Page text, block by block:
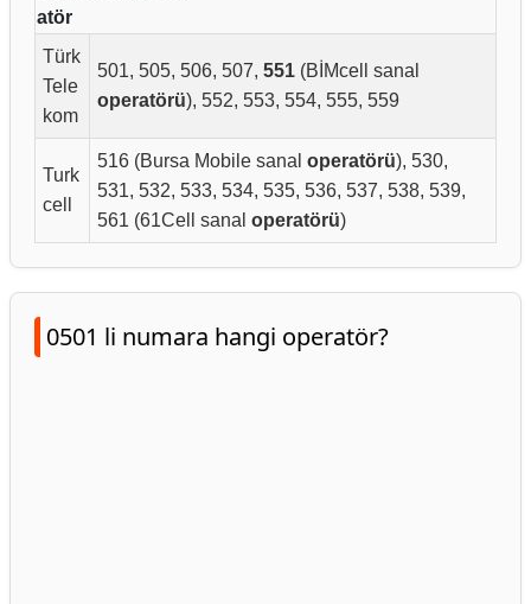
atör
Türk
Tele
kom
501, 505, 506, 507, 551 (BİMcell sanal
operatörü), 552, 553, 554, 555, 559
Turk
cell
516 (Bursa Mobile sanal operatörü), 530,
531, 532, 533, 534, 535, 536, 537, 538, 539,
561 (61Cell sanal operatörü)
0501 li numara hangi operatör?